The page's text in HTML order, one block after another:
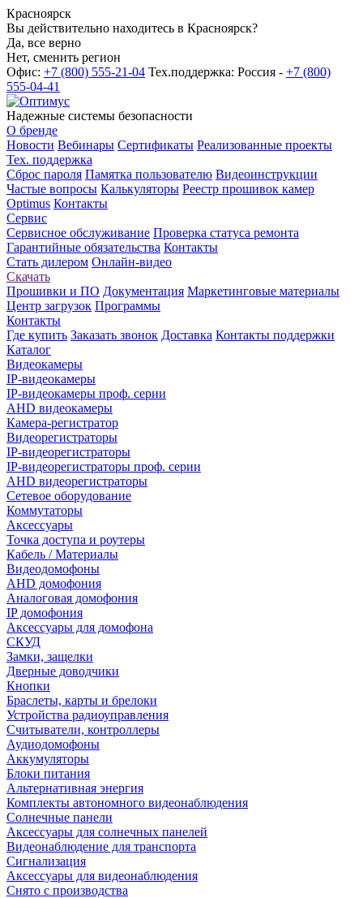
Красноярск
Вы действительно находитесь в Красноярск?
Да, все верно
Нет, сменить регион
Офис: +7 (800) 555-21-04 Тех.поддержка: Россия - +7 (800)
555-04-41
Надежные системы безопасности
О бренде
Новости Вебинары Сертификаты Реализованные проекты
Тех. поддержка
Сброс пароля Памятка пользователю Видеоинструкции
Частые вопросы Калькуляторы Реестр прошивок камер
Optimus Контакты
Сервис
Сервисное обслуживание Проверка статуса ремонта
Гарантийные обязательства Контакты
Стать дилером Онлайн-видео
Скачать
Прошивки и ПО Документация Маркетинговые материалы
Центр загрузок Программы
Контакты
Где купить Заказать звонок Доставка Контакты поддержки
Каталог
Видеокамеры
IP-видеокамеры
IP-видеокамеры проф. серии
AHD видеокамеры
Камера-регистратор
Видеорегистраторы
IP-видеорегистраторы
IP-видеорегистраторы проф. серии
AHD видеорегистраторы
Сетевое оборудование
Коммутаторы
Аксессуары
Точка доступа и роутеры
Кабель / Материалы
Видеодомофоны
AHD домофония
Аналоговая домофония
IP домофония
Аксессуары для домофона
СКУД
Замки, защелки
Дверные доводчики
Кнопки
Браслеты, карты и брелоки
Устройства радиоуправления
Считыватели, контроллеры
Аудиодомофоны
Аккумуляторы
Блоки питания
Альтернативная энергия
Комплекты автономного видеонаблюдения
Солнечные панели
Аксессуары для солнечных панелей
Видеонаблюдение для транспорта
Сигнализация
Аксессуары для видеонаблюдения
Снято с производства